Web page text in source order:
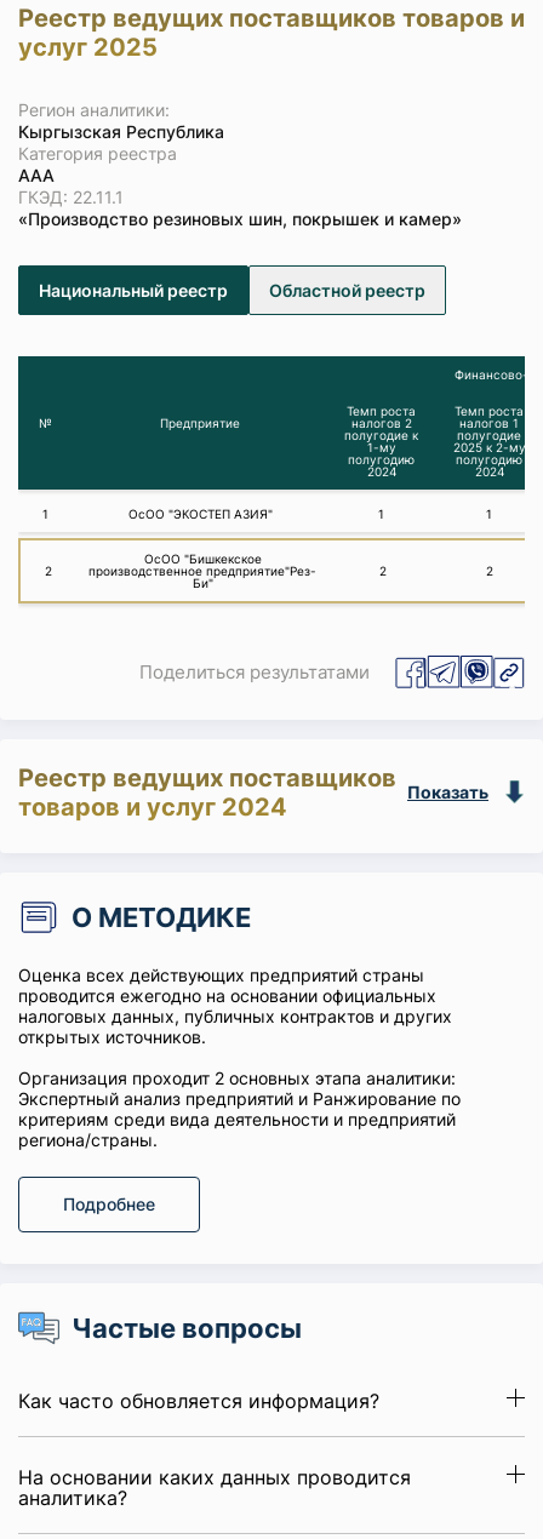
Реестр ведущих поставщиков товаров и
услуг 2025
Регион аналитики:
Кыргызская Республика
Категория реестра
ААА
ГКЭД: 22.11.1
«Производство резиновых шин, покрышек и камер»
Национальный реестр Областной реестр
№ Предприятие
Финансово-
Темп роста
налогов 2
полугодие к
1-му
полугодию
2024
Темп роста
налогов 1
полугодие
2025 к 2-му
полугодию
2024
1 ОсОО "ЭКОСТЕП АЗИЯ" 1 1
2
ОсОО "Бишкекское
производственное предприятие"Рез-
Би"
2 2
Поделиться результатами
Реестр ведущих поставщиков
товаров и услуг 2024
Показать
О МЕТОДИКЕ
Оценка всех действующих предприятий страны
проводится ежегодно на основании официальных
налоговых данных, публичных контрактов и других
открытых источников.
Организация проходит 2 основных этапа аналитики:
Экспертный анализ предприятий и Ранжирование по
критериям среди вида деятельности и предприятий
региона/страны.
Подробнее
Частые вопросы
Как часто обновляется информация?
На основании каких данных проводится
аналитика?